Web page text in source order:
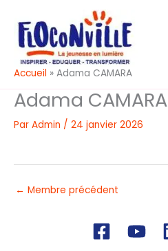
contenu
Accueil Adama CAMARA
Adama CAMARA
Par Admin / 24 janvier 2026
← Membre précédent